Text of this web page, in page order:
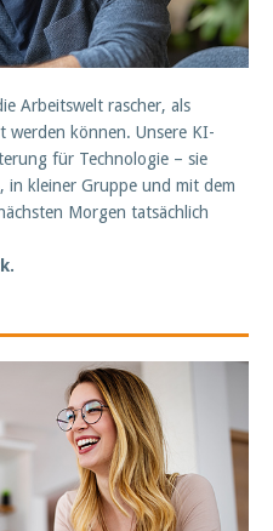
Arbeitswelt rascher, als
werden können. Unsere KI-
für Technologie – sie
in kleiner Gruppe und mit dem
Morgen tatsächlich